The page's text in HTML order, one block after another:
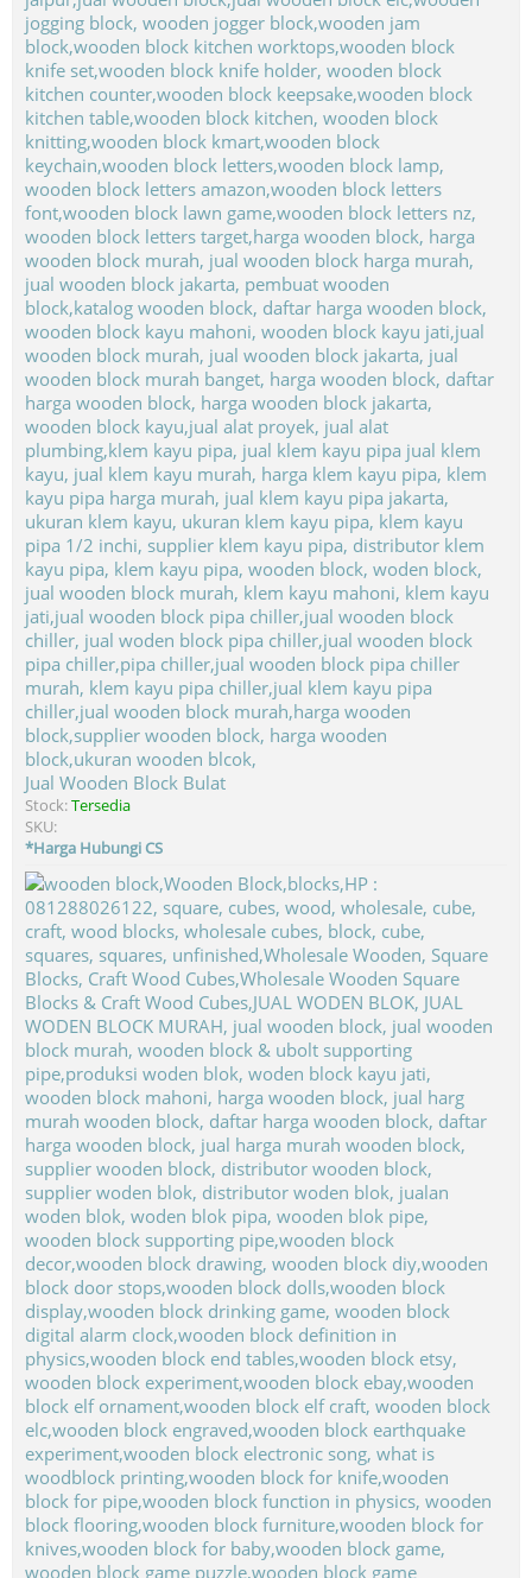
Jual Wooden Block Bulat
Stock:Tersedia
SKU:
*Harga Hubungi CS